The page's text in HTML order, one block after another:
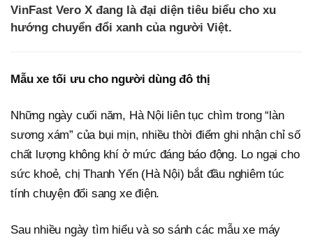
VinFast Vero X đang là đại diện tiêu biểu cho xu
hướng chuyển đổi xanh của người Việt.
Mẫu xe tối ưu cho người dùng đô thị
Những ngày cuối năm, Hà Nội liên tục chìm trong “làn
sương xám” của bụi mịn, nhiều thời điểm ghi nhận chỉ số
chất lượng không khí ở mức đáng báo động. Lo ngại cho
sức khoẻ, chị Thanh Yến (Hà Nội) bắt đầu nghiêm túc
tính chuyện đổi sang xe điện.
Sau nhiều ngày tìm hiểu và so sánh các mẫu xe máy